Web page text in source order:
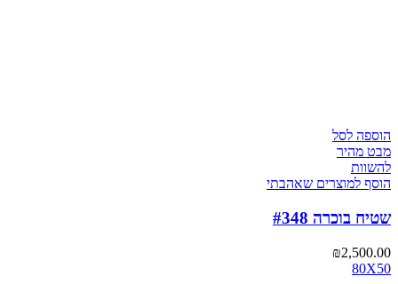
הוספה לסל
מבט מהיר
להשוות
הוסף למוצרים שאהבתי
שטיח בוכרה #348
₪2,500.00
80X50